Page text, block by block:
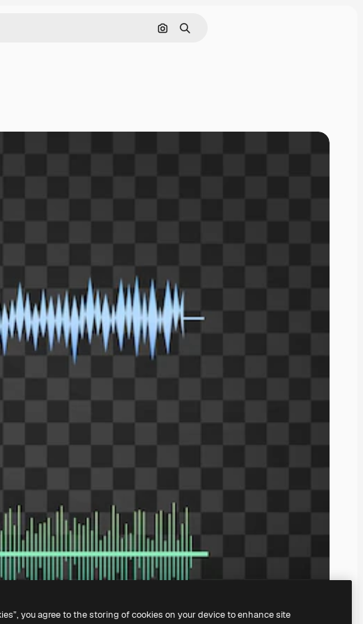
Pesquisar por imagem
Buscar
you agree to the storing of cookies on your device to enhance site